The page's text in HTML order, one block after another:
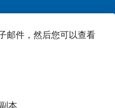
邮件，然后您可以查看
本